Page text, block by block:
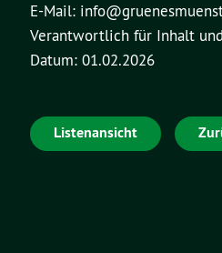
E-Mail:
Verantwortlich für Inhalt und
Datum: 01.02.2026
Listenansicht